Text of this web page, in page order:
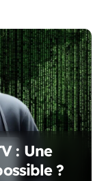
: Une
?